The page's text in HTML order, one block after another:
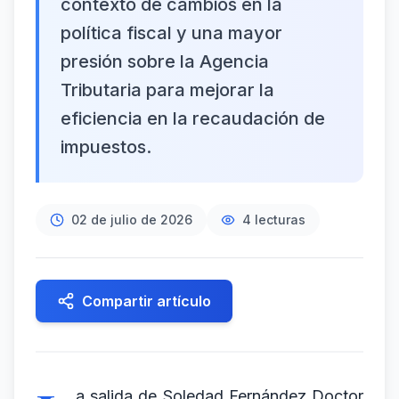
contexto de cambios en la
política fiscal y una mayor
presión sobre la Agencia
Tributaria para mejorar la
eficiencia en la recaudación de
impuestos.
02 de julio de 2026 4 lecturas
Compartir artículo